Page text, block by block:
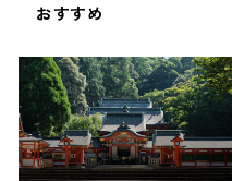
おすすめ